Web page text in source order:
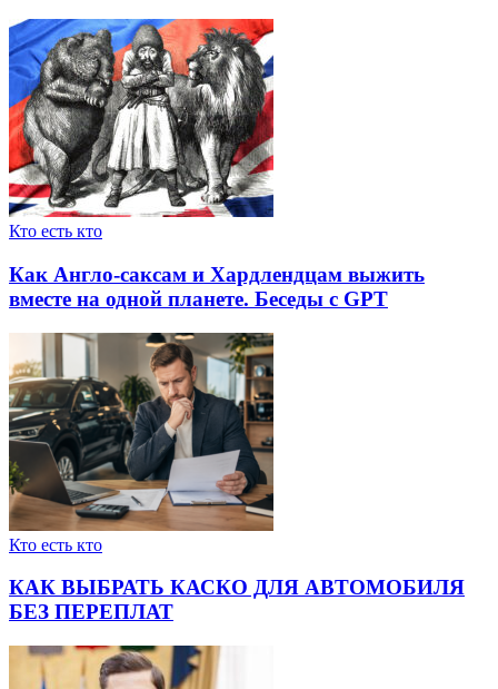
Кто есть кто
Как Англо-саксам и Хардлендцам выжить
вместе на одной планете. Беседы с GPT
Кто есть кто
КАК ВЫБРАТЬ КАСКО ДЛЯ АВТОМОБИЛЯ
БЕЗ ПЕРЕПЛАТ